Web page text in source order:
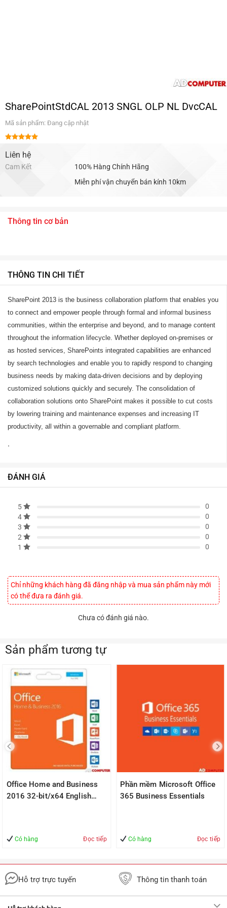
SharePointStdCAL 2013 SNGL OLP NL DvcCAL
Mã sản phẩm: Đang cập nhật
hạng 5.00
5 sao
Liên hệ
Cam Kết
100% Hàng Chính Hãng
Miễn phí vận chuyển bán kính 10km
Thông tin cơ bản
THÔNG TIN CHI TIẾT
SharePoint 2013 is the business collaboration platform that enables you
to connect and empower people through formal and informal business
communities, within the enterprise and beyond, and to manage content
throughout the information lifecycle. Whether deployed on-premises or
as hosted services, SharePoints integrated capabilities are enhanced
by search technologies and enable you to rapidly respond to changing
business needs by making data-driven decisions and by deploying
customized solutions quickly and securely. The consolidation of
collaboration solutions onto SharePoint makes it possible to cut costs
by lowering training and maintenance expenses and increasing IT
productivity, all within a governable and compliant platform.
.
ĐÁNH GIÁ
5
0
4
0
3
0
2
0
1
0
Chỉ những khách hàng đã đăng nhập và mua sản phẩm này mới
có thể đưa ra đánh giá.
Chưa có đánh giá nào.
Sản phẩm tương tự
Office Home and Business
2016 32-bit/x64 English
Có hàng Đọc tiếp
Phần mềm Microsoft Office
365 Business Essentials
Có hàng Đọc tiếp
Hỗ trợ trực tuyến Thông tin thanh toán